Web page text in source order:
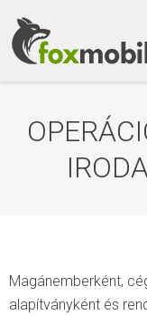
Magánemberként,
alapítványként és